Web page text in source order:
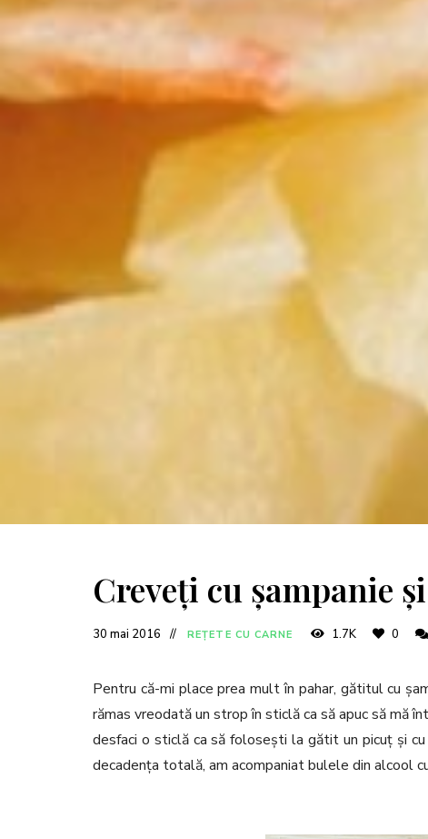
Creveți cu șampanie
30 mai 2016 REȚETE CU CARNE 1.7K 0
Pentru că-mi place prea mult în pahar, gătitul cu
rămas vreodată un strop în sticlă ca să apuc să mă
desfaci o sticlă ca să folosești la gătit un picuț și
decadența totală, am acompaniat bulele din alcool